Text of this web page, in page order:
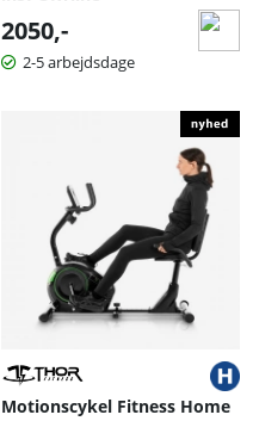
2050,-
2-5 arbejdsdage
Motionscykel Fitness Home